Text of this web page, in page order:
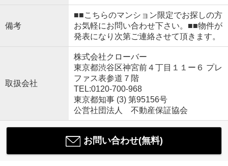
備考
■■こちらのマンション限定でお探しの方
お気軽にお問い合わせ下さい。■■物件が
発表になり次第ご連絡させて頂きます。
取扱会社
株式会社クローバー
東京都渋谷区神宮前４丁目１１ー６ プレ
ファス表参道７階
TEL:0120-700-968
東京都知事 (3) 第95156号
公営社団法人 不動産保証協会
お問い合わせ(無料)